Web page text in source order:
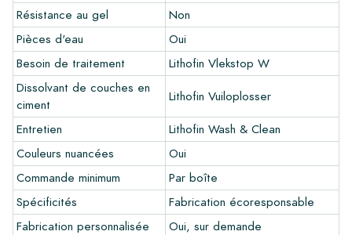
La période de garantie est toujours d'un an après la livraison.
La garantie couvre uniquement les défauts de fabrication et
en cas d'utilisation de nos produits de pose et d'entretien
Lithofin. Aucune réclamation ne peut être faite pour les
carreaux déjà installés.
Liens
•Programme de dessin pour créer votre propre carreau
•En savoir plus sur nos carrelages
•Consultez nos brochures
•Produits d'entretien
Résistance au gel
Non
Pièces d'eau
Oui
Besoin de traitement
Lithofin Vlekstop W
Dissolvant de couches en
ciment
Lithofin Vuiloplosser
Entretien
Lithofin Wash & Clean
Couleurs nuancées
Oui
Commande minimum
Par boîte
Spécificités
Fabrication écoresponsable
Fabrication personnalisée
Oui, sur demande